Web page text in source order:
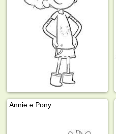
Annie e Pony